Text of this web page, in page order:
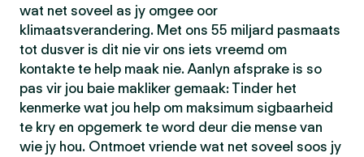
wat net soveel as jy omgee oor
klimaatsverandering. Met ons 55 miljard pasmaats
tot dusver is dit nie vir ons iets vreemd om
kontakte te help maak nie. Aanlyn afsprake is so
pas vir jou baie makliker gemaak: Tinder het
kenmerke wat jou help om maksimum sigbaarheid
te kry en opgemerk te word deur die mense van
wie jy hou. Ontmoet vriende wat net soveel soos jy